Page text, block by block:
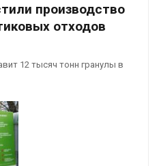
производство
отходов
12 тысяч тонн гранулы в